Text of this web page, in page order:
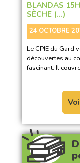
BLANDAS
SÈCHE (…)
24 OCTOBRE
Le CPIE du Gard
découvertes au
fascinant. Il